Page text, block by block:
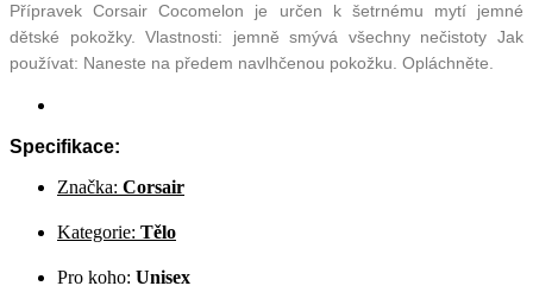
Přípravek Corsair Cocomelon je určen k šetrnému mytí jemné
dětské pokožky. Vlastnosti: jemně smývá všechny nečistoty Jak
používat: Naneste na předem navlhčenou pokožku. Opláchněte.
Specifikace:
Značka: Corsair
Kategorie: Tělo
Pro koho: Unisex